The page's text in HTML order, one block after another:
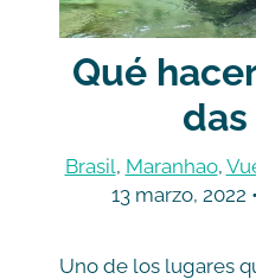
Qué
das
Brasil, Maranhao,
13 marzo, 2022 •
Uno de los lugares